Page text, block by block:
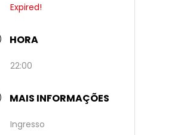
Expired!
HORA
22:00
MAIS INFORMAÇÕES
Ingresso